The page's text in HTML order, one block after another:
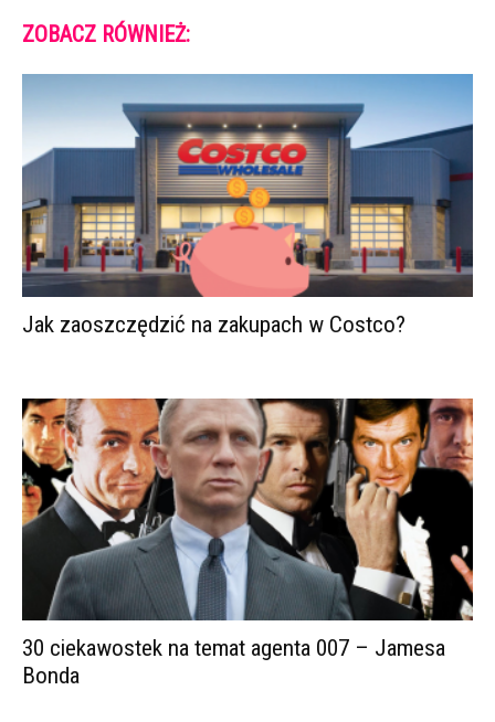
ZOBACZ RÓWNIEŻ:
Jak zaoszczędzić na zakupach w Costco?
30 ciekawostek na temat agenta 007 – Jamesa
Bonda